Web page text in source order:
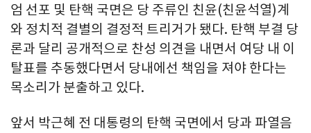
엄 선포 및 탄핵 국면은 당 주류인 친윤(친윤석열)계
와 정치적 결별의 결정적 트리거가 됐다. 탄핵 부결 당
론과 달리 공개적으로 찬성 의견을 내면서 여당 내 이
탈표를 추동했다면서 당내에선 책임을 져야 한다는
목소리가 분출하고 있다.
앞서 박근혜 전 대통령의 탄핵 국면에서 당과 파열음